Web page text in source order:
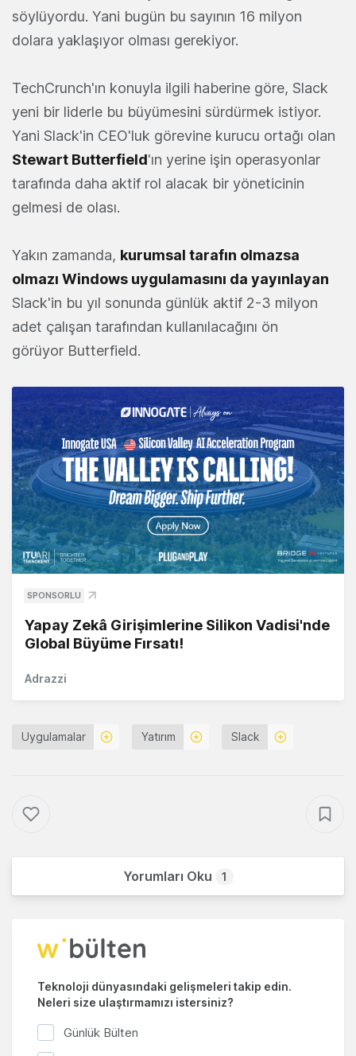
söylüyordu. Yani bugün bu sayının 16 milyon
dolara yaklaşıyor olması gerekiyor.
TechCrunch'ın konuyla ilgili haberine göre, Slack
yeni bir liderle bu büyümesini sürdürmek istiyor.
Yani Slack'in CEO'luk görevine kurucu ortağı olan
Stewart Butterfield'ın yerine işin operasyonlar
tarafında daha aktif rol alacak bir yöneticinin
gelmesi de olası.
Yakın zamanda, kurumsal tarafın olmazsa
olmazı Windows uygulamasını da yayınlayan
Slack'in bu yıl sonunda günlük aktif 2-3 milyon
adet çalışan tarafından kullanılacağını ön
görüyor Butterfield.
SPONSORLU
Yapay Zekâ Girişimlerine Silikon Vadisi'nde
Global Büyüme Fırsatı!
Adrazzi
Uygulamalar Yatırım Slack
Yorumları Oku 1
Teknoloji dünyasındaki gelişmeleri takip edin.
Neleri size ulaştırmamızı istersiniz?
Günlük Bülten